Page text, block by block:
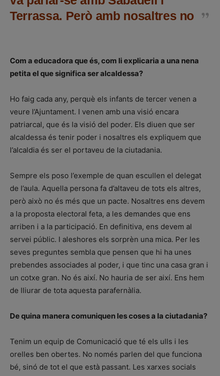
Terrassa. Però amb nosaltres no
Com a educadora que és, com li explicaria a una nena
petita el que significa ser alcaldessa?
Ho faig cada any, perquè els infants de tercer venen a
veure l’Ajuntament. I venen amb una visió encara
patriarcal, que és la visió del poder. Els diuen que ser
alcaldessa és tenir poder i nosaltres els expliquem que
l’alcaldia és ser el portaveu de la ciutadania.
Sempre els poso l’exemple de quan escullen el delegat
de l’aula. Aquella persona fa d’altaveu de tots els altres,
però això no és més que un pacte. Nosaltres ens devem
a la proposta electoral feta, a les demandes que ens
arriben i a la participació. En definitiva, ens devem al
servei públic. I aleshores els sorprèn una mica. Per les
seves preguntes sembla que pensen que hi ha unes
prebendes associades al poder, i que tinc una casa gran i
un cotxe gran. No és així. No hauria de ser així. Ens hem
de lliurar de tota aquesta parafernàlia.
De quina manera comuniquen les coses a la ciutadania?
Tenim un equip de Comunicació que té els ulls i les
orelles ben obertes. No només parlen del que funciona
bé, sinó de tot el que està passant. Les xarxes socials